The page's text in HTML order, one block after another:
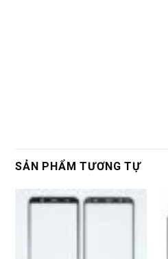
SẢN PHẨM TƯƠNG TỰ